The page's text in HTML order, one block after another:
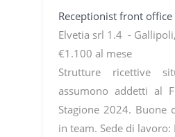
Receptionist front office
Elvetia srl 1.4 -
€1.100 al mese
Strutture ricettive
assumono addetti al
Stagione 2024. Buone
in team. Sede di lavoro: